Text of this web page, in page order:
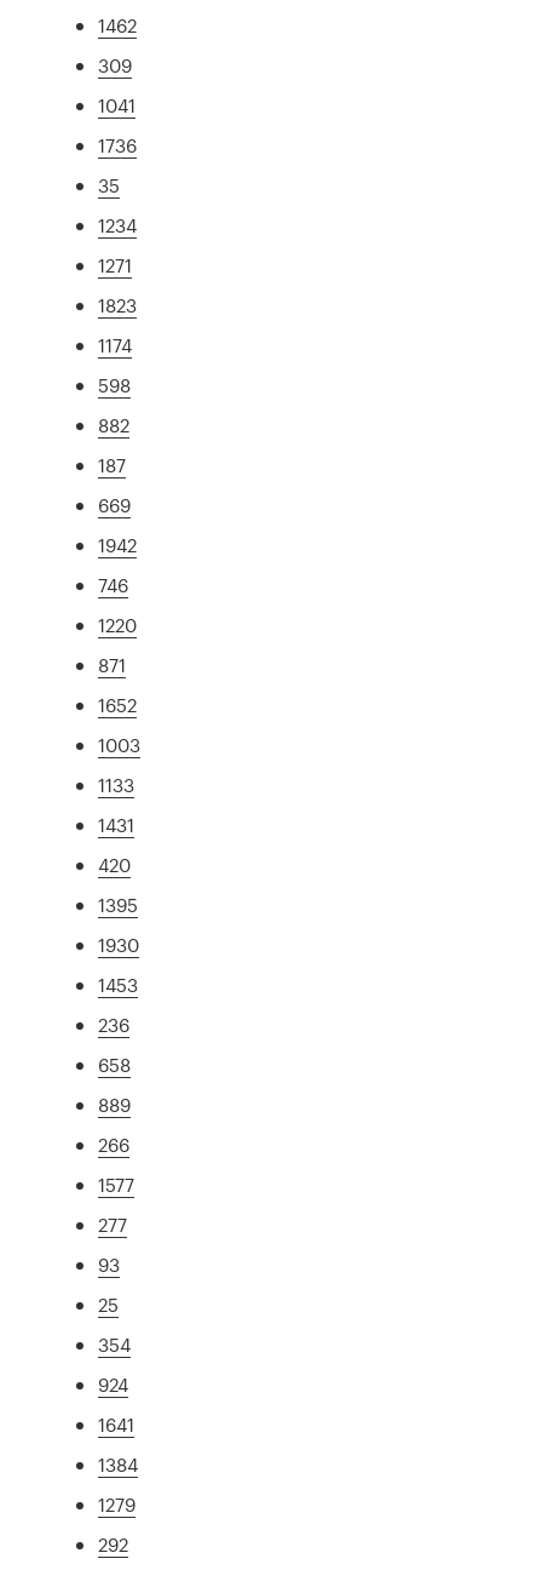
1462
309
1041
1736
35
1234
1271
1823
1174
598
882
187
669
1942
746
1220
871
1652
1003
1133
1431
420
1395
1930
1453
236
658
889
266
1577
277
93
25
354
924
1641
1384
1279
292